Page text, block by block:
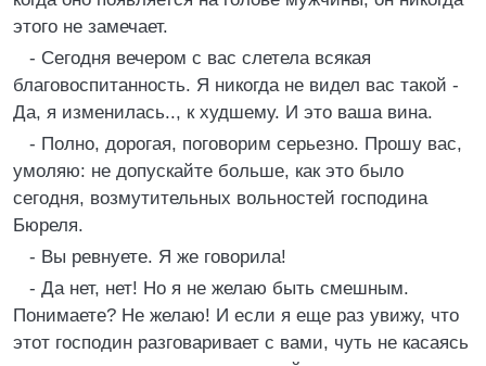
этого не замечает.
- Сегодня вечером с вас слетела всякая
благовоспитанность. Я никогда не видел вас такой -
Да, я изменилась.., к худшему. И это ваша вина.
- Полно, дорогая, поговорим серьезно. Прошу вас,
умоляю: не допускайте больше, как это было
сегодня, возмутительных вольностей господина
Бюреля.
- Вы ревнуете. Я же говорила!
- Да нет, нет! Но я не желаю быть смешным.
Понимаете? Не желаю! И если я еще раз увижу, что
этот господин разговаривает с вами, чуть не касаясь